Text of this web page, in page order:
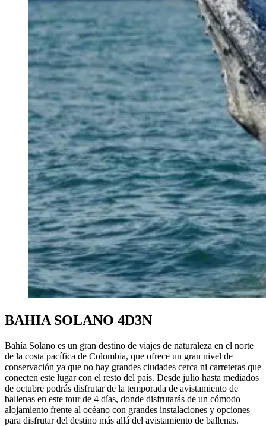
BAHIA SOLANO 4D3N
Bahía Solano es un gran destino de viajes de naturaleza en el norte
de la costa pacífica de Colombia, que ofrece un gran nivel de
conservación ya que no hay grandes ciudades cerca ni carreteras que
conecten este lugar con el resto del país. Desde julio hasta mediados
de octubre podrás disfrutar de la temporada de avistamiento de
ballenas en este tour de 4 días, donde disfrutarás de un cómodo
alojamiento frente al océano con grandes instalaciones y opciones
para disfrutar del destino más allá del avistamiento de ballenas.